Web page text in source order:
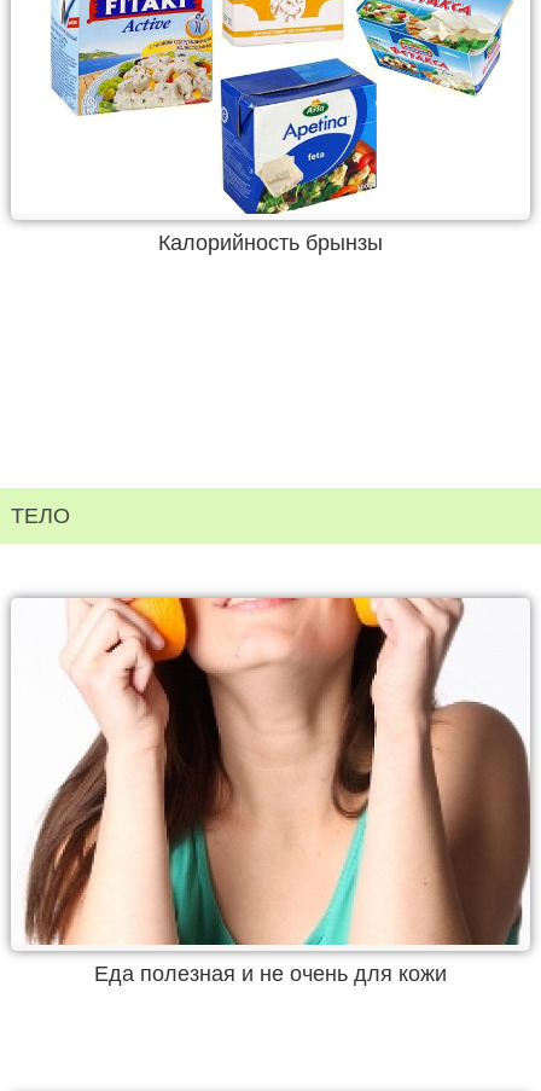
Калорийность брынзы
ТЕЛО
Еда полезная и не очень для кожи